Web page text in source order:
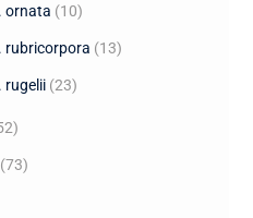
ornata (10)
rubricorpora (13)
rugelii (23)
(73)